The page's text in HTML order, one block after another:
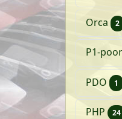
Orca 2
P1-
PDO 1
PHP 24